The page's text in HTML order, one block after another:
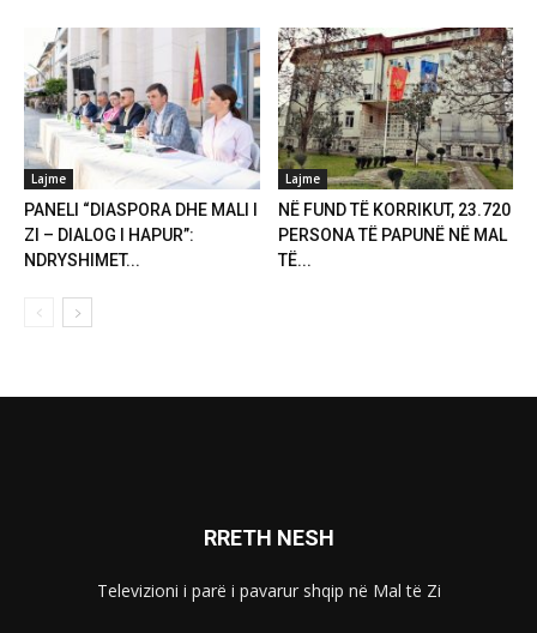
Lajme
PANELI “DIASPORA DHE MALI I
ZI – DIALOG I HAPUR”:
NDRYSHIMET...
Lajme
NË FUND TË KORRIKUT, 23.720
PERSONA TË PAPUNË NË MAL
TË...
RRETH NESH
Televizioni i parë i pavarur shqip në Mal të Zi